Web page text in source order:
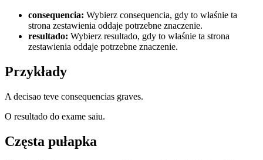
consequencia: Wybierz consequencia, gdy to właśnie ta
strona zestawienia oddaje potrzebne znaczenie.
resultado: Wybierz resultado, gdy to właśnie ta strona
zestawienia oddaje potrzebne znaczenie.
Przykłady
A decisao teve consequencias graves.
O resultado do exame saiu.
Częsta pułapka